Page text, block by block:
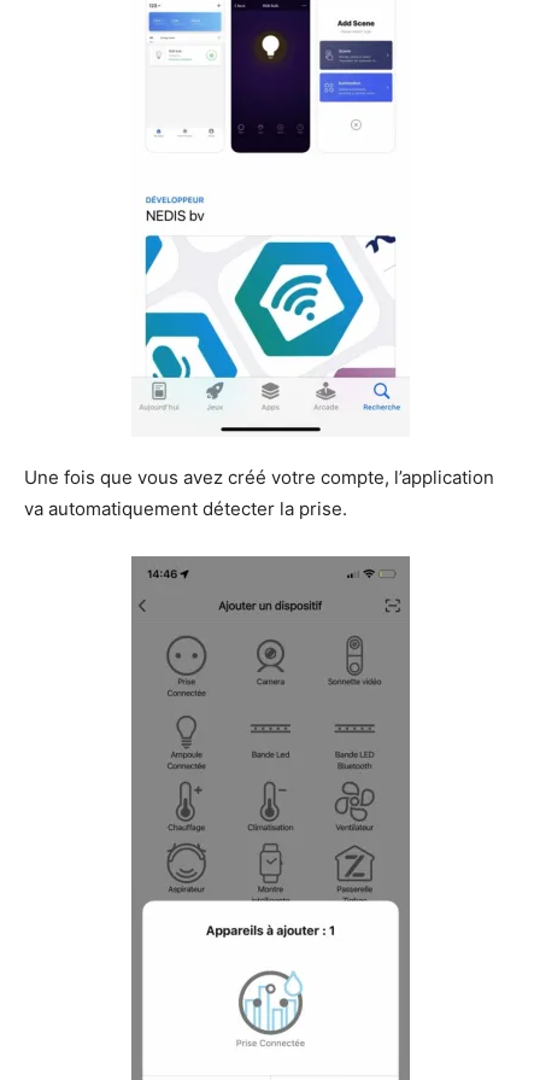
Une fois que vous avez créé votre compte, l’application
va automatiquement détecter la prise.